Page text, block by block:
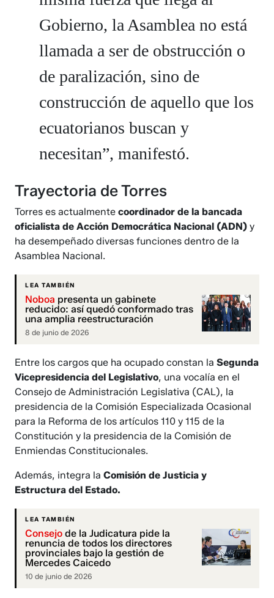
Gobierno, la Asamblea no está
llamada a ser de obstrucción o
de paralización, sino de
construcción de aquello que los
ecuatorianos buscan y
necesitan”, manifestó.
Trayectoria de Torres
Torres es actualmentecoordinador de la bancada
oficialista de Acción Democrática Nacional (ADN)y
ha desempeñado diversas funciones dentro de la
Asamblea Nacional.
LEA TAMBIÉN
Noboa presenta un gabinete
reducido: así quedó conformado tras
una amplia reestructuración
8 de junio de 2026
Entre los cargos que ha ocupado constan laSegunda
Vicepresidencia del Legislativo, una vocalía en el
Consejo de Administración Legislativa (CAL), la
presidencia de la Comisión Especializada Ocasional
para la Reforma de los artículos 110 y 115 de la
Constitución y la presidencia de la Comisión de
Enmiendas Constitucionales.
Además, integra laComisión de Justicia y
Estructura del Estado.
LEA TAMBIÉN
Consejo de la Judicatura pide la
renuncia de todos los directores
provinciales bajo la gestión de
Mercedes Caicedo
10 de junio de 2026